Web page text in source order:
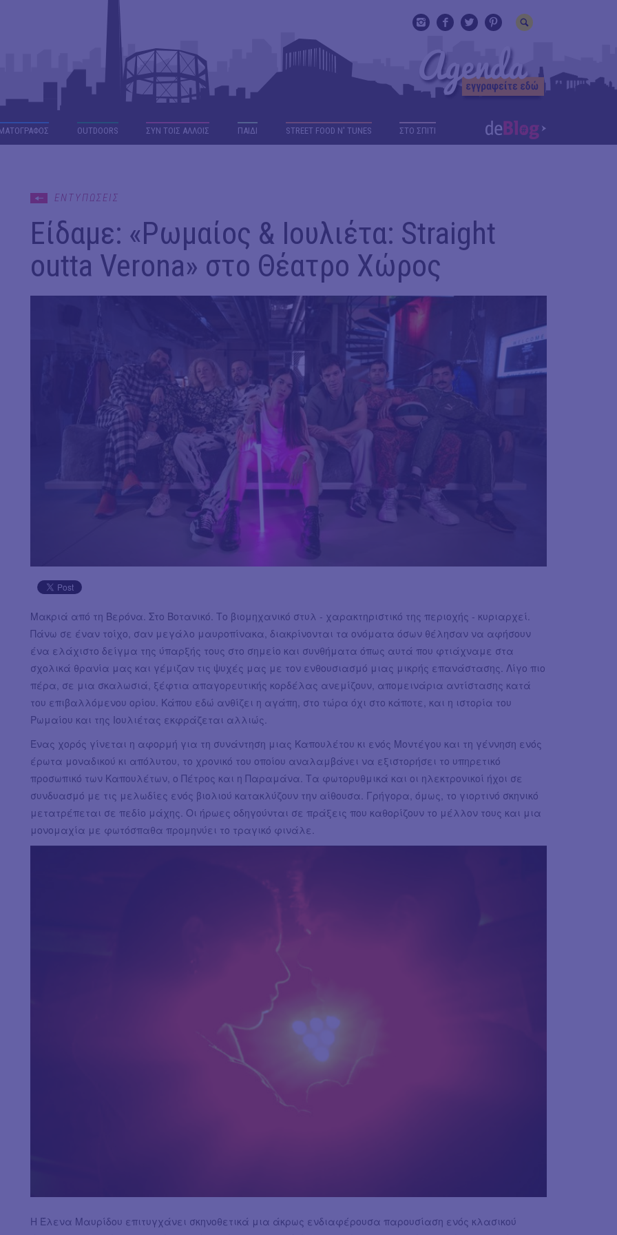
OUTDΟORS ΣΥΝ ΤΟΙΣ ΑΛΛΟΙΣ ΠΑΙΔΙ STREET FOOD N' TUNES ΣΤΟ ΣΠΙΤΙ
ΕΝΤΥΠΩΣΕΙΣ
Είδαμε: «Ρωμαίος & Ιουλιέτα: Straight
outta Verona» στο Θέατρο Χώρος
Μακριά από τη Βερόνα. Στο Βοτανικό. Το βιομηχανικό στυλ - χαρακτηριστικό της περιοχής - κυριαρχεί.
Πάνω σε έναν τοίχο, σαν μεγάλο μαυροπίνακα, διακρίνονται τα ονόματα όσων θέλησαν να αφήσουν
ένα ελάχιστο δείγμα της ύπαρξής τους στο σημείο και συνθήματα όπως αυτά που φτιάχναμε στα
σχολικά θρανία μας και γέμιζαν τις ψυχές μας με τον ενθουσιασμό μιας μικρής επανάστασης. Λίγο πιο
πέρα, σε μια σκαλωσιά, ξέφτια απαγορευτικής κορδέλας ανεμίζουν, απομεινάρια αντίστασης κατά
του επιβαλλόμενου ορίου. Κάπου εδώ ανθίζει η αγάπη, στο τώρα όχι στο κάποτε, και η ιστορία του
Ρωμαίου και της Ιουλιέτας εκφράζεται αλλιώς.
Ένας χορός γίνεται η αφορμή για τη συνάντηση μιας Καπουλέτου κι ενός Μοντέγου και τη γέννηση ενός
έρωτα μοναδικού κι απόλυτου, το χρονικό του οποίου αναλαμβάνει να εξιστορήσει το υπηρετικό
προσωπικό των Καπουλέτων, ο Πέτρος και η Παραμάνα. Τα φωτορυθμικά και οι ηλεκτρονικοί ήχοι σε
συνδυασμό με τις μελωδίες ενός βιολιού κατακλύζουν την αίθουσα. Γρήγορα, όμως, το γιορτινό σκηνικό
μετατρέπεται σε πεδίο μάχης. Οι ήρωες οδηγούνται σε πράξεις που καθορίζουν το μέλλον τους και μια
μονομαχία με φωτόσπαθα προμηνύει το τραγικό φινάλε.
Η Έλενα Μαυρίδου επιτυγχάνει σκηνοθετικά μια άκρως ενδιαφέρουσα παρουσίαση ενός κλασικού